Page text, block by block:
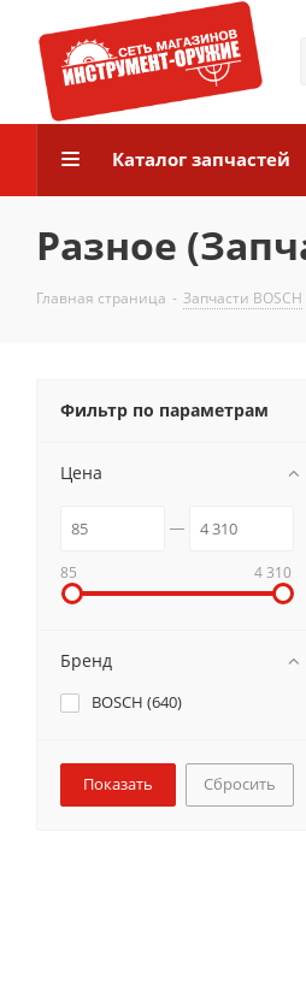
Каталог запчастей
Разное
Главная страница - Запчасти BOSCH
Фильтр по параметрам
Цена
85 4 310
Бренд
BOSCH (640)
Сбросить